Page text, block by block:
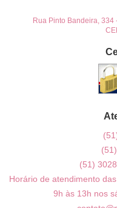
Rua Pinto Bandeira, 334
(51)
(51)
Horário de atendimento
9h às 13h nos